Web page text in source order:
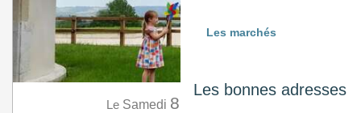
Les marchés
Les bonnes adresses
Le Samedi 8